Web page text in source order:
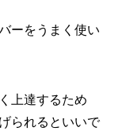
ーをうまく使い
上達するため
られるといいで